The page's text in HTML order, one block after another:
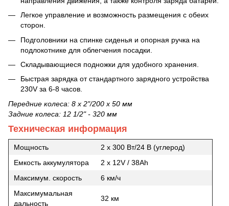
Легкое управление и возможность размещения с обеих
сторон.
Подголовники на спинке сиденья и опорная ручка на
подлокотнике для облегчения посадки.
Складывающиеся подножки для удобного хранения.
Быстрая зарядка от стандартного зарядного устройства
230V за 6-8 часов.
Передние колеса: 8 x 2"/200 x 50 мм
Задние колеса: 12 1/2" - 320 мм
Техническая информация
Мощность
2 x 300 Вт/24 В (углерод)
Емкость аккумулятора
2 x 12V / 38Ah
Максимум. скорость
6 км/ч
Максимумальная
дальность
32 км